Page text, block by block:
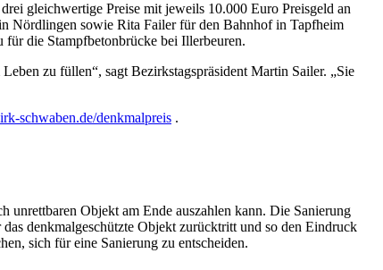
gleichwertige Preise mit jeweils 10.000 Euro Preisgeld an
Nördlingen sowie Rita Failer für den Bahnhof in Tapfheim
die Stampfbetonbrücke bei Illerbeuren.
zu füllen“, sagt Bezirkstagspräsident Martin Sailer. „Sie
schwaben.de/denkmalpreis .
unrettbaren Objekt am Ende auszahlen kann. Die Sanierung
denkmalgeschützte Objekt zurücktritt und so den Eindruck
sich für eine Sanierung zu entscheiden.